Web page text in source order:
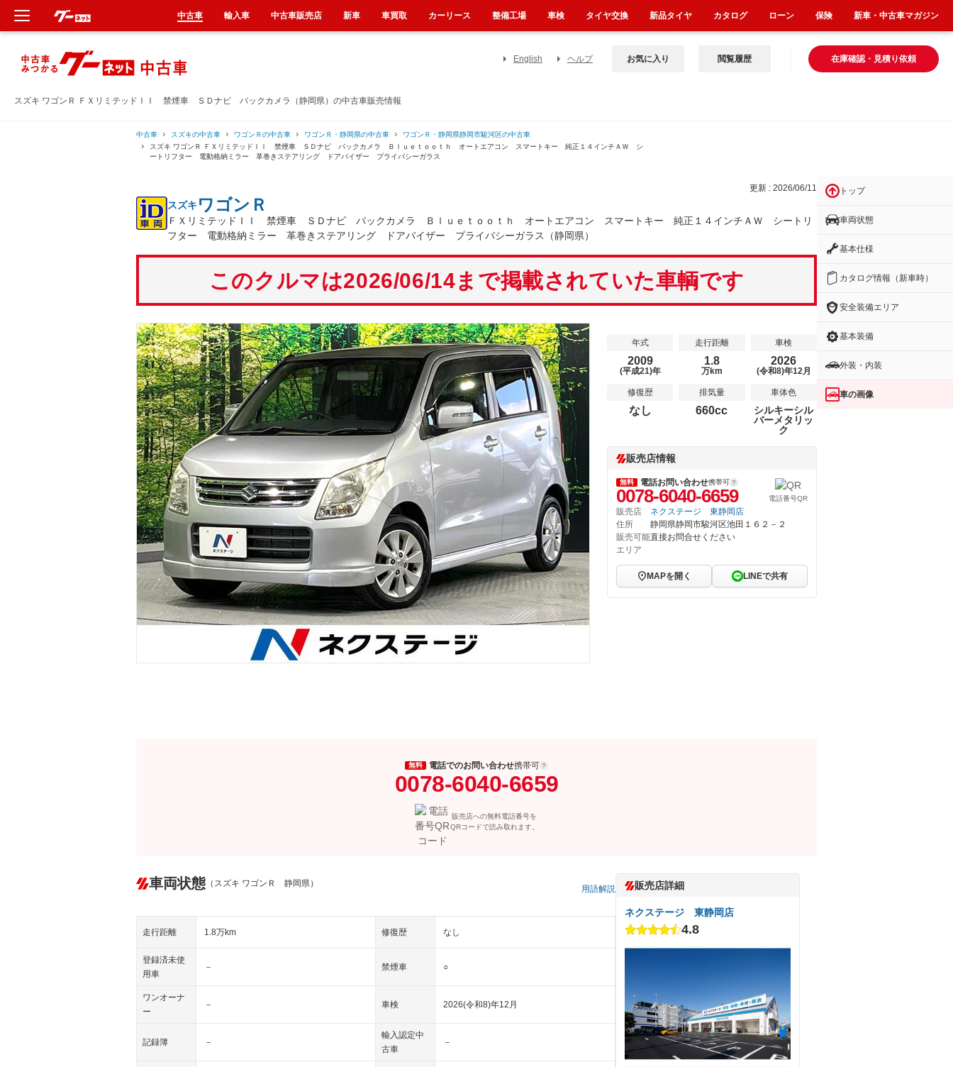
スズキ ワゴンＲ ＦＸリミテッドＩＩ 禁煙車 ＳＤナビ バックカメラ（静岡県）の中古車販売情報
English ヘルプ 在庫確認・見積り依頼
お気に入り 閲覧履歴
中古車 スズキの中古車 ワゴンＲの中古車 ワゴンＲ・静岡県の中古車
ワゴンＲ・静岡県静岡市駿河区の中古車
スズキ ワゴンＲ ＦＸリミテッドＩＩ 禁煙車 ＳＤナビ バックカメラ Ｂｌｕｅｔｏｏｔｈ オートエアコン スマートキー 純正１４インチＡＷ シ
ートリフター 電動格納ミラー 革巻きステアリング ドアバイザー プライバシーガラス
更新 : 2026/06/11
スズキ ワゴンＲ
ＦＸリミテッドＩＩ 禁煙車 ＳＤナビ バックカメラ Ｂｌｕｅｔｏｏｔｈ オートエアコン スマートキー 純正１４インチＡＷ シートリ
フター 電動格納ミラー 革巻きステアリング ドアバイザー プライバシーガラス（静岡県）
このクルマは2026/06/14まで掲載されていた車輌です
年式
2009
(平成21)年
走行距離
1.8
万km
車検
2026
(令和8)年12月
修復歴
なし
排気量
660cc
車体色
シルキーシル
バーメタリッ
ク
販売店情報
無料 電話お問い合わせ携帯可
0078-6040-6659 電話番号QR
販売店
ネクステージ 東静岡店
住所
静岡県静岡市駿河区池田１６２－２
販売可能
エリア
直接お問合せください
MAPを開く LINEで共有
無料 電話でのお問い合わせ携帯可
0078-6040-6659
販売店への無料電話番号を
QRコードで読み取れます。
車両状態 （スズキ ワゴンＲ 静岡県）
用語解説
走行距離 1.8万km 修復歴 なし
登録済未使
用車
－ 禁煙車 ○
ワンオーナ
ー
－ 車検 2026(令和8)年12月
記録簿 －
輸入認定中
古車
－
販売店詳細
ネクステージ 東静岡店
4.8
トップ
車両状態
基本仕様
カタログ情報（新車時）
安全装備エリア
基本装備
外装・内装
車の画像
中古車 輸入車 中古車販売店 新車 車買取 カーリース 整備工場 車検 タイヤ交換 新品タイヤ カタログ ローン 保険 新車・中古車マガジン
新車
中古車